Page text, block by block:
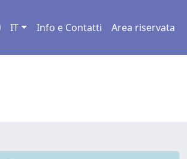
IT Info e Contatti Area riservata